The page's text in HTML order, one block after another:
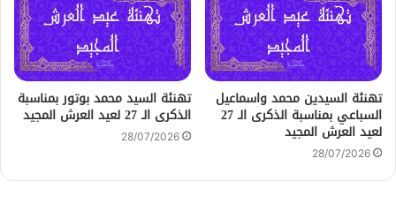
تهنئة السيدين محمد واسماعيل
السباعي بمناسبة الذكرى الـ 27
لعيد العرش المجيد
28/07/2026
تهنئة السيد محمد بوتور بمناسبة
الذكرى الـ 27 لعيد العرش المجيد
28/07/2026